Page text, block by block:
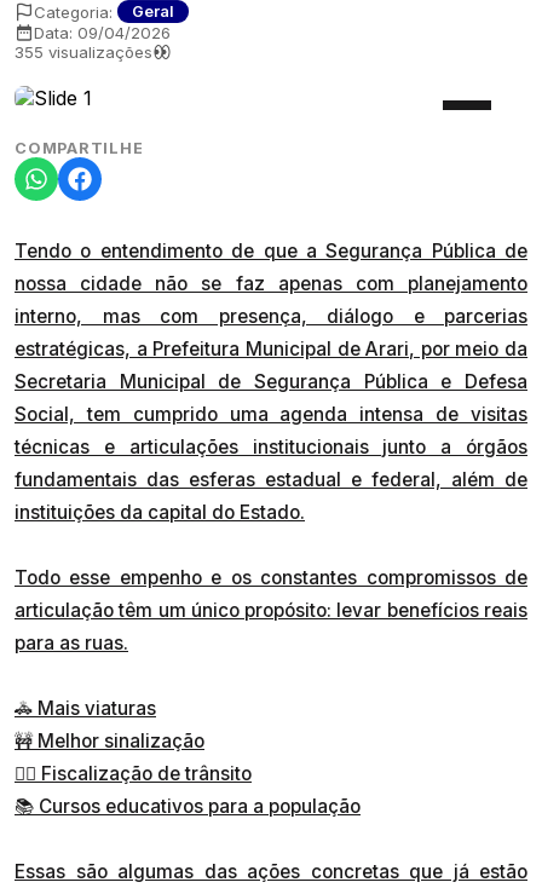
Categoria: Geral
Data: 09/04/2026
355 visualizações
COMPARTILHE
Tendo o entendimento de que a Segurança Pública de
nossa cidade não se faz apenas com planejamento
interno, mas com presença, diálogo e parcerias
estratégicas, a Prefeitura Municipal de Arari, por meio da
Secretaria Municipal de Segurança Pública e Defesa
Social, tem cumprido uma agenda intensa de visitas
técnicas e articulações institucionais junto a órgãos
fundamentais das esferas estadual e federal, além de
instituições da capital do Estado.
Todo esse empenho e os constantes compromissos de
articulação têm um único propósito: levar benefícios reais
para as ruas.
🚓 Mais viaturas
🚧 Melhor sinalização
👮‍♂️ Fiscalização de trânsito
📚 Cursos educativos para a população
Essas são algumas das ações concretas que já estão